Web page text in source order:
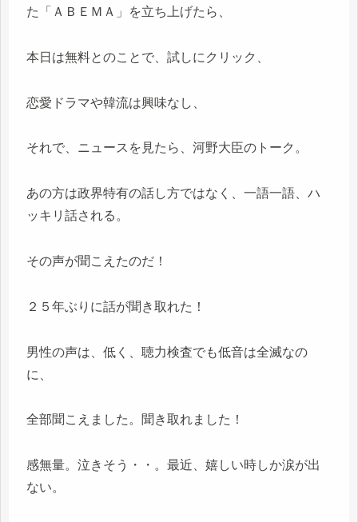
た「ＡＢＥＭＡ」を立ち上げたら、
本日は無料とのことで、試しにクリック、
恋愛ドラマや韓流は興味なし、
それで、ニュースを見たら、河野大臣のトーク。
あの方は政界特有の話し方ではなく、一語一語、ハ
ッキリ話される。
その声が聞こえたのだ！
２５年ぶりに話が聞き取れた！
男性の声は、低く、聴力検査でも低音は全滅なの
に、
全部聞こえました。聞き取れました！
感無量。泣きそう・・。最近、嬉しい時しか涙が出
ない。